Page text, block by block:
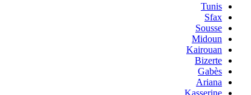
Tunis
Sfax
Sousse
Midoun
Kairouan
Bizerte
Gabès
Ariana
Kasserine